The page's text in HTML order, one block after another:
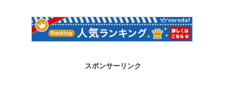
スポンサーリンク